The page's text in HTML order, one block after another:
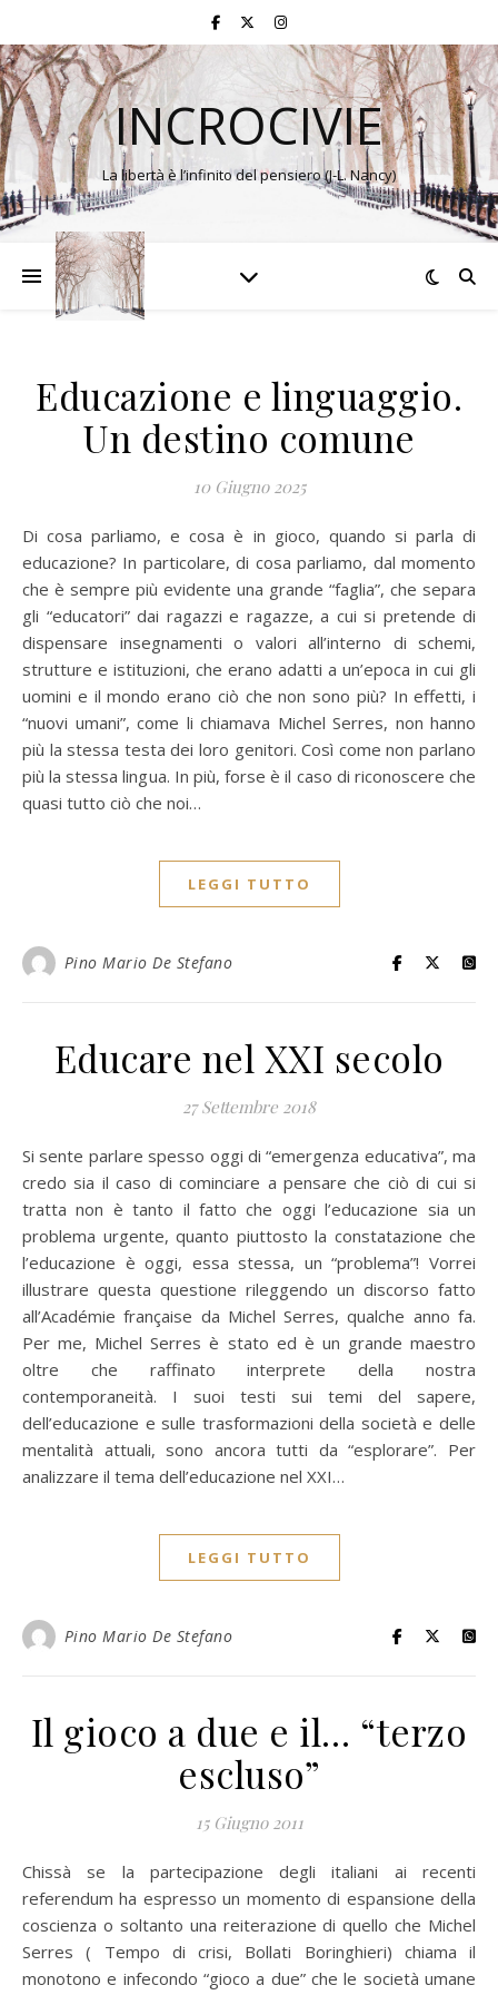
INCROCIVIE
La libertà è l’infinito del pensiero (J-L. Nancy)
Educazione e linguaggio.
Un destino comune
10 Giugno 2025
Di cosa parliamo, e cosa è in gioco, quando si parla di
educazione? In particolare, di cosa parliamo, dal momento
che è sempre più evidente una grande “faglia”, che separa
gli “educatori” dai ragazzi e ragazze, a cui si pretende di
dispensare insegnamenti o valori all’interno di schemi,
strutture e istituzioni, che erano adatti a un’epoca in cui gli
uomini e il mondo erano ciò che non sono più? In effetti, i
“nuovi umani”, come li chiamava Michel Serres, non hanno
più la stessa testa dei loro genitori. Così come non parlano
più la stessa lingua. In più, forse è il caso di riconoscere che
quasi tutto ciò che noi…
LEGGI TUTTO
Pino Mario De Stefano
Educare nel XXI secolo
27 Settembre 2018
Si sente parlare spesso oggi di “emergenza educativa”, ma
credo sia il caso di cominciare a pensare che ciò di cui si
tratta non è tanto il fatto che oggi l’educazione sia un
problema urgente, quanto piuttosto la constatazione che
l’educazione è oggi, essa stessa, un “problema”! Vorrei
illustrare questa questione rileggendo un discorso fatto
all’Académie française da Michel Serres, qualche anno fa.
Per me, Michel Serres è stato ed è un grande maestro
oltre che raffinato interprete della nostra
contemporaneità. I suoi testi sui temi del sapere,
dell’educazione e sulle trasformazioni della società e delle
mentalità attuali, sono ancora tutti da “esplorare”. Per
analizzare il tema dell’educazione nel XXI…
LEGGI TUTTO
Pino Mario De Stefano
Il gioco a due e il… “terzo
escluso”
15 Giugno 2011
Chissà se la partecipazione degli italiani ai recenti
referendum ha espresso un momento di espansione della
coscienza o soltanto una reiterazione di quello che Michel
Serres ( Tempo di crisi, Bollati Boringhieri) chiama il
monotono e infecondo “gioco a due” che le società umane